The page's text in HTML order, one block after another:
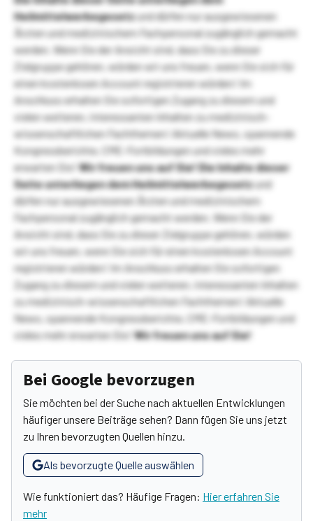
Heilmittelwerbegesetzund dürfen nur ausgewiesenen
Ärzten und medizinischem Fachpersonal zugänglich gemacht
werden. Wenn Sie der Ansicht sind, dass Sie zu dieser
Zielgruppe gehören, würden wir uns freuen, wenn Sie sich für
einen kostenlosen Account registrieren würden! Im
Anschluss erhalten Sie sofortigen Zugang zu diesem und
vielen weiteren, interessanten Inhalten zu medizinisch-
wissenschaftlichen Fachthemen! Aktuelle News, spannende
Kongressberichte, CME-Fortbildungen und vieles mehr
erwarten Sie!Wir freuen uns auf Sie!Die Inhalte dieser
Seite unterliegen dem Heilmittelwerbegesetzund
dürfen nur ausgewiesenen Ärzten und medizinischem
Fachpersonal zugänglich gemacht werden. Wenn Sie der
Ansicht sind, dass Sie zu dieser Zielgruppe gehören, würden
wir uns freuen, wenn Sie sich für einen kostenlosen Account
registrieren würden! Im Anschluss erhalten Sie sofortigen
Zugang zu diesem und vielen weiteren, interessanten Inhalten
zu medizinisch-wissenschaftlichen Fachthemen! Aktuelle
News, spannende Kongressberichte, CME-Fortbildungen und
vieles mehr erwarten Sie!Wir freuen uns auf Sie!
Bei Google bevorzugen
Sie möchten bei der Suche nach aktuellen Entwicklungen
häufiger unsere Beiträge sehen? Dann fügen Sie uns jetzt
zu Ihren bevorzugten Quellen hinzu.
Als bevorzugte Quelle auswählen
Wie funktioniert das? Häufige Fragen: Hier erfahren Sie
mehr